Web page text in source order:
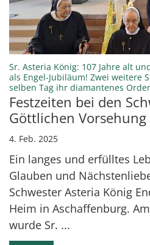
Sr. Asteria König: 107 Jahre alt
als Engel-Jubiläum! Zwei weitere
selben Tag ihr diamantenes
Festzeiten bei den
Göttlichen Vorsehung
4. Feb. 2025
Ein langes und erfülltes
Glauben und
Schwester Asteria König
Heim in Aschaffenburg.
wurde Sr. ...